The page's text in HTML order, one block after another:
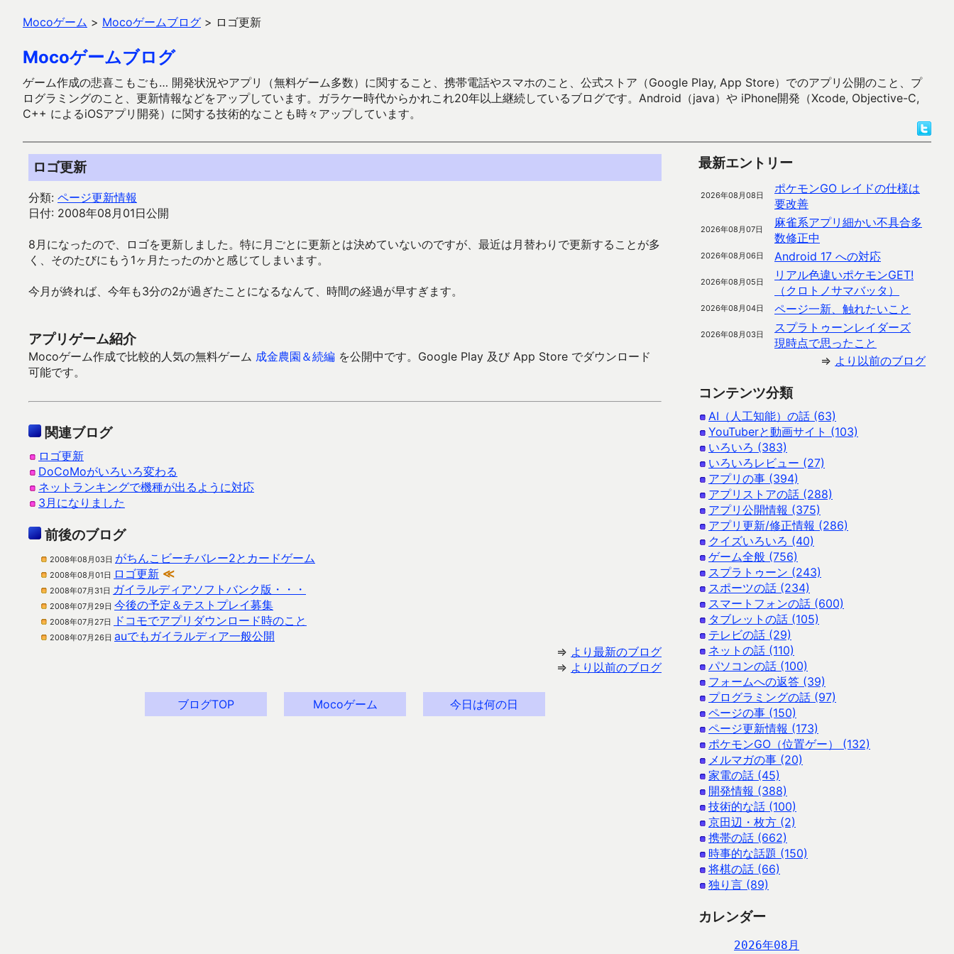
Mocoゲーム > Mocoゲームブログ > ロゴ更新
Mocoゲームブログ
ゲーム作成の悲喜こもごも… 開発状況やアプリ（無料ゲーム多数）に関すること、携帯電話やスマホのこと、公式ストア（Google Play, App Store）でのアプリ公開のこと、プ
ログラミングのこと、更新情報などをアップしています。ガラケー時代からかれこれ20年以上継続しているブログです。Android（java）や iPhone開発（Xcode, Objective-C,
C++ によるiOSアプリ開発）に関する技術的なことも時々アップしています。
ロゴ更新
分類: ページ更新情報
日付: 2008年08月01日公開
8月になったので、ロゴを更新しました。特に月ごとに更新とは決めていないのですが、最近は月替わりで更新することが多
く、そのたびにもう1ヶ月たったのかと感じてしまいます。
今月が終れば、今年も3分の2が過ぎたことになるなんて、時間の経過が早すぎます。
アプリゲーム紹介
Mocoゲーム作成で比較的人気の無料ゲーム 成金農園＆続編 を公開中です。Google Play 及び App Store でダウンロード
可能です。
関連ブログ
ロゴ更新
DoCoMoがいろいろ変わる
ネットランキングで機種が出るように対応
3月になりました
前後のブログ
2008年08月03日 がちんこビーチバレー2とカードゲーム
2008年08月01日 ロゴ更新 ≪
2008年07月31日 ガイラルディアソフトバンク版・・・
2008年07月29日 今後の予定＆テストプレイ募集
2008年07月27日 ドコモでアプリダウンロード時のこと
2008年07月26日 auでもガイラルディア一般公開
⇒ より最新のブログ
⇒ より以前のブログ
ブログTOP Mocoゲーム 今日は何の日
最新エントリー
2026年08月08日
ポケモンGO レイドの仕様は
要改善
2026年08月07日
麻雀系アプリ細かい不具合多
数修正中
2026年08月06日 Android 17 への対応
2026年08月05日
リアル色違いポケモンGET!
（クロトノサマバッタ）
2026年08月04日 ページ一新、触れたいこと
2026年08月03日
スプラトゥーンレイダーズ
現時点で思ったこと
⇒ より以前のブログ
コンテンツ分類
AI（人工知能）の話 (63)
YouTuberと動画サイト (103)
いろいろ (383)
いろいろレビュー (27)
アプリの事 (394)
アプリストアの話 (288)
アプリ公開情報 (375)
アプリ更新/修正情報 (286)
クイズいろいろ (40)
ゲーム全般 (756)
スプラトゥーン (243)
スポーツの話 (234)
スマートフォンの話 (600)
タブレットの話 (105)
テレビの話 (29)
ネットの話 (110)
パソコンの話 (100)
フォームへの返答 (39)
プログラミングの話 (97)
ページの事 (150)
ページ更新情報 (173)
ポケモンGO（位置ゲー） (132)
メルマガの事 (20)
家電の話 (45)
開発情報 (388)
技術的な話 (100)
京田辺・枚方 (2)
携帯の話 (662)
時事的な話題 (150)
将棋の話 (66)
独り言 (89)
カレンダー
2026年08月